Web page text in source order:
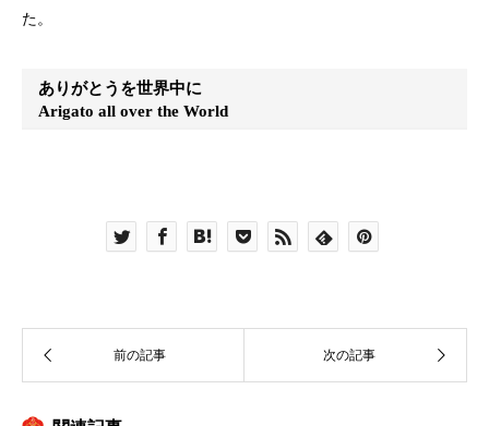
た。
ありがとうを世界中に
Arigato all over the World